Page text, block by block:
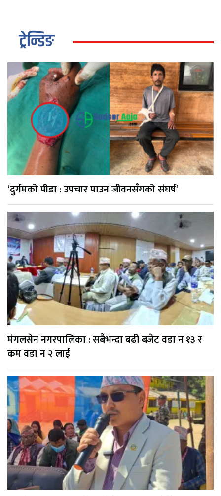
ट्रेन्डिङ
‘दुर्गमको पीडा : उपचार पाउन जीवनसँगको संघर्ष’
मंगलसेन नगरपालिका : सबैभन्दा बढी बजेट वडा न १३ र
कम वडा न २ लाई